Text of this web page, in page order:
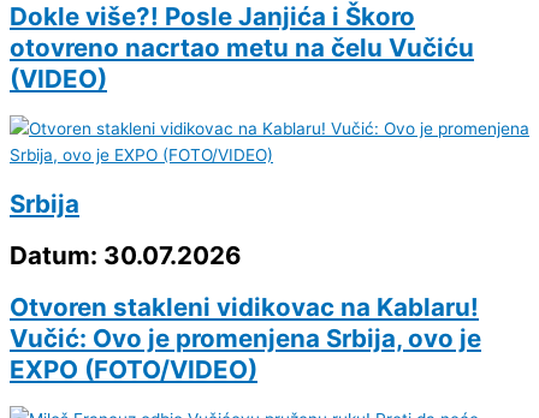
Dokle više?! Posle Janjića i Škoro
otovreno nacrtao metu na čelu Vučiću
(VIDEO)
Srbija
Datum: 30.07.2026
Otvoren stakleni vidikovac na Kablaru!
Vučić: Ovo je promenjena Srbija, ovo je
EXPO (FOTO/VIDEO)